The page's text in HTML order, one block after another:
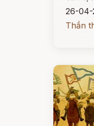
26-04-
Thần